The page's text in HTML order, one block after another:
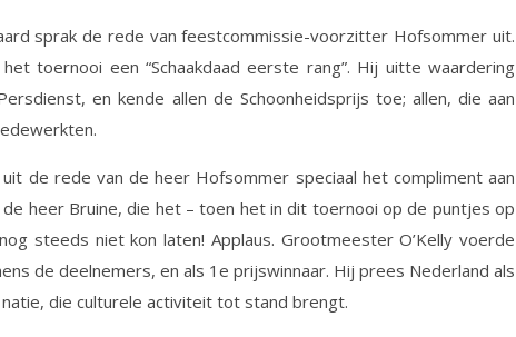
sprak de rede van feestcommissie-voorzitter Hofsommer uit.
toernooi een “Schaakdaad eerste rang”. Hij uitte waardering
en kende allen de Schoonheidsprijs toe; allen, die aan
de rede van de heer Hofsommer speciaal het compliment aan
heer Bruine, die het – toen het in dit toernooi op de puntjes op
steeds niet kon laten! Applaus. Grootmeester O’Kelly voerde
de deelnemers, en als 1e prijswinnaar. Hij prees Nederland als
natie, die culturele activiteit tot stand brengt.